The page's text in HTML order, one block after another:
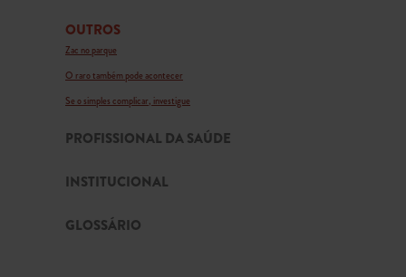
OUTROS
Zac no parque
O raro também pode acontecer
Se o simples complicar, investigue
PROFISSIONAL DA SAÚDE
INSTITUCIONAL
GLOSSÁRIO